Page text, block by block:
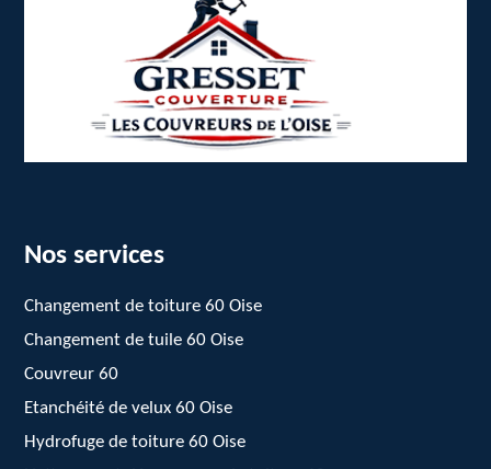
Nos services
Changement de toiture 60 Oise
Changement de tuile 60 Oise
Couvreur 60
Etanchéité de velux 60 Oise
Hydrofuge de toiture 60 Oise